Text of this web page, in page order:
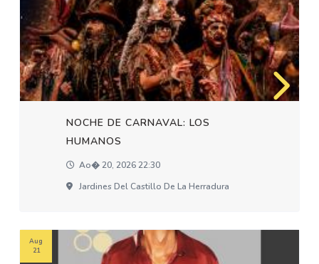
NOCHE DE CARNAVAL: LOS
HUMANOS
Ao� 20, 2026 22:30
Jardines Del Castillo De La Herradura
Aug
21